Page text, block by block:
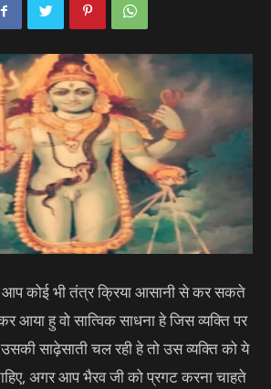
आप कोई भी तंत्र क्रिया आसानी से कर सकते
आया हु वो सात्विक साधना हे जिस व्यक्ति पर
साढ़ेसाती चल रही हे तो उस व्यक्ति को ये
अगर आप भैरव जी को प्रगट करना चाहते